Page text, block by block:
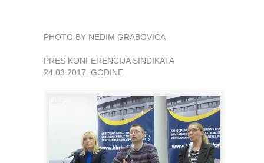
PHOTO BY NEDIM GRABOVICA
PRES KONFERENCIJA SINDIKATA
24.03.2017. GODINE